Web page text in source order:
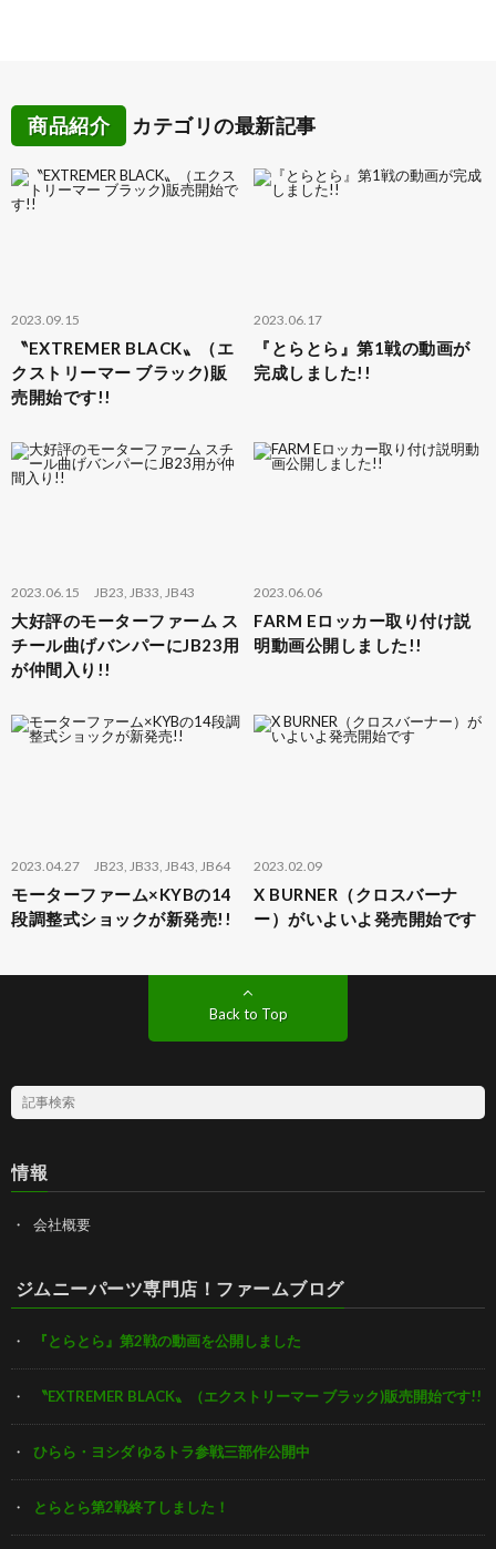
商品紹介 カテゴリの最新記事
2023.09.15
〝EXTREMER BLACK〟（エ
クストリーマー ブラック)販
売開始です!!
2023.06.17
『とらとら』第1戦の動画が
完成しました!!
2023.06.15 JB23, JB33, JB43
大好評のモーターファーム ス
チール曲げバンパーにJB23用
が仲間入り!!
2023.06.06
FARM Eロッカー取り付け説
明動画公開しました!!
2023.04.27 JB23 JB33 JB43 JB64
モーターファーム×KYBの14
段調整式ショックが新発売!!
2023.02.09
X BURNER（クロスバーナ
ー）がいよいよ発売開始です
Back to Top
情報
会社概要
ジムニーパーツ専門店！ファームブログ
『とらとら』第2戦の動画を公開しました
〝EXTREMER BLACK〟（エクストリーマー ブラック)販売開始です!!
ひらら・ヨシダ ゆるトラ参戦三部作公開中
とらとら第2戦終了しました！